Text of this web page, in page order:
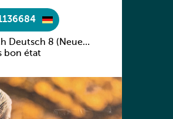
Deutsch 8 (Neue
bon état